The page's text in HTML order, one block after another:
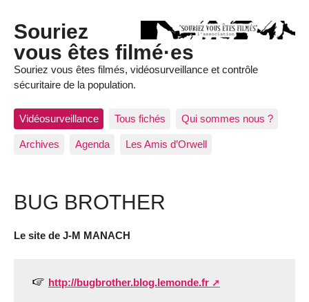
Souriez
vous êtes filmé·es
Souriez vous êtes filmés, vidéosurveillance et contrôle
sécuritaire de la population.
Vidéosurveillance Tous fichés Qui sommes nous ?
Archives Agenda Les Amis d’Orwell
BUG BROTHER
Le site de J-M MANACH
http://bugbrother.blog.lemonde.fr